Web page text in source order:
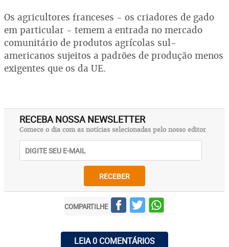
Os agricultores franceses - os criadores de gado
em particular - temem a entrada no mercado
comunitário de produtos agrícolas sul-
americanos sujeitos a padrões de produção menos
exigentes que os da UE.
RECEBA NOSSA NEWSLETTER
Comece o dia com as notícias selecionadas pelo nosso editor
RECEBER
COMPARTILHE
LEIA 0 COMENTÁRIOS